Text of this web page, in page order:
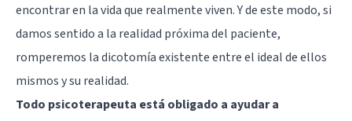
encontrar en la vida que realmente viven. Y de este modo, si
damos sentido a la realidad próxima del paciente,
romperemos la dicotomía existente entre el ideal de ellos
mismos y su realidad.
Todo psicoterapeuta está obligado a ayudar a